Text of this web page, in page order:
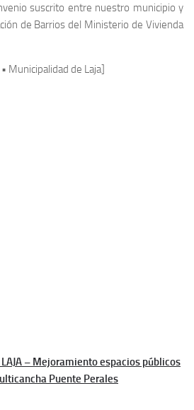
suscrito entre nuestro municipio y
de Barrios del Ministerio de Vivienda
Municipalidad de Laja]
LAJA – Mejoramiento espacios públicos
Puente Perales